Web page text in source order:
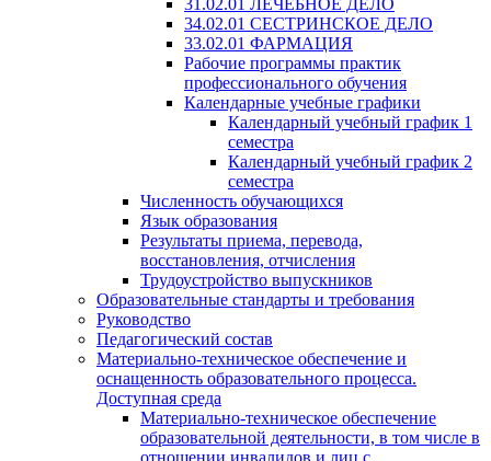
31.02.01 ЛЕЧЕБНОЕ ДЕЛО
34.02.01 СЕСТРИНСКОЕ ДЕЛО
33.02.01 ФАРМАЦИЯ
Рабочие программы практик
профессионального обучения
Календарные учебные графики
Календарный учебный график 1
семестра
Календарный учебный график 2
семестра
Численность обучающихся
Язык образования
Результаты приема, перевода,
восстановления, отчисления
Трудоустройство выпускников
Образовательные стандарты и требования
Руководство
Педагогический состав
Материально-техническое обеспечение и
оснащенность образовательного процесса.
Доступная среда
Материально-техническое обеспечение
образовательной деятельности, в том числе в
отношении инвалидов и лиц с